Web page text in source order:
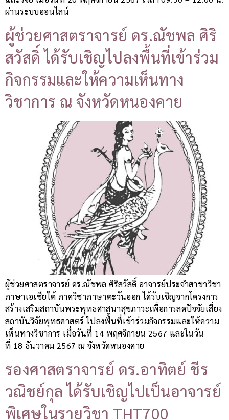
ผ่านระบบออนไลน์
ผู้ช่วยศาสตราจารย์ ดร.ณัชพล ศิริ
สวัสดิ์ ได้รับเชิญไปลงพื้นที่เข้าร่วม
กิจกรรมและให้ความเห็นทาง
วิชาการ ณ จังหวัดหนองคาย
ผู้ช่วยศาสตราจารย์ ดร.ณัชพล ศิริสวัสดิ์ อาจารย์ประจำสาขาวิชา
ภาษาเอเชียใต้ ภาควิชาภาษาตะวันออก ได้รับเชิญจากโครงการ
สร้างเสริมสถาบันพระพุทธศาสนาสุขภาวะเพื่อการลดปัจจัยเสี่ยง
สถาบันวิจัยพุทธศาสตร์ ไปลงพื้นที่เข้าร่วมกิจกรรมและให้ความ
เห็นทางวิชาการ เมื่อวันที่ 14 พฤศจิกายน 2567 และในวัน
ที่ 18 ธันวาคม 2567 ณ จังหวัดหนองคาย
รองศาสตราจารย์ ดร.อาทิตย์ ชีร
วณิชย์กุล ได้รับเชิญไปเป็นอาจารย์
พิเศษในรายวิชา THT700